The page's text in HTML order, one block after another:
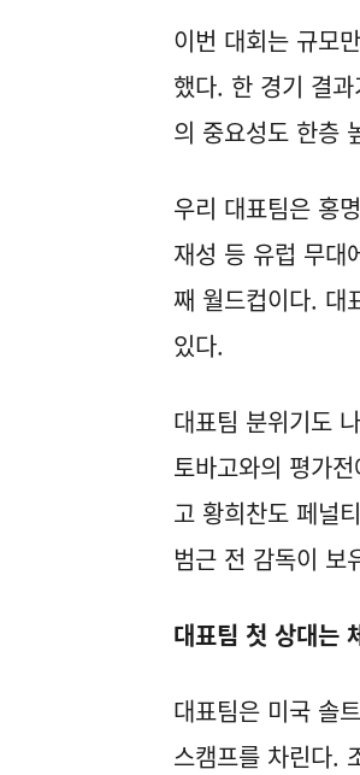
이번 대회는 규모
했다. 한 경기 결
의 중요성도 한층
우리 대표팀은 홍
재성 등 유럽 무대
째 월드컵이다. 대
있다.
대표팀 분위기도
토바고와의 평가
고 황희찬도 페널
범근 전 감독이 보
대표팀 첫 상대는
대표팀은 미국 솔
스캠프를 차린다.